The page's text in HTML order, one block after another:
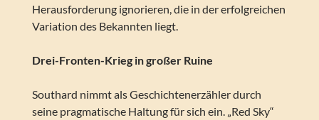
Herausforderung ignorieren, die in der erfolgreichen
Variation des Bekannten liegt.
Drei-Fronten-Krieg in großer Ruine
Southard nimmt als Geschichtenerzähler durch
seine pragmatische Haltung für sich ein. „Red Sky“